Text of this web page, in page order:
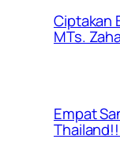
Ciptakan
MTs.
Empat